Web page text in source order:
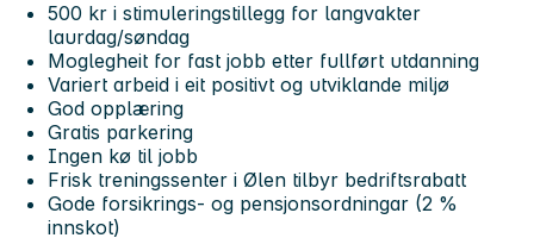
500 kr i stimuleringstillegg for langvakter
laurdag/søndag
Moglegheit for fast jobb etter fullført utdanning
Variert arbeid i eit positivt og utviklande miljø
God opplæring
Gratis parkering
Ingen kø til jobb
Frisk treningssenter i Ølen tilbyr bedriftsrabatt
Gode forsikrings- og pensjonsordningar (2 %
innskot)